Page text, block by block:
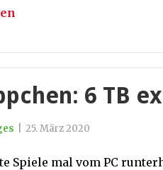
6 TB
25. März 2020
Spiele mal vom PC